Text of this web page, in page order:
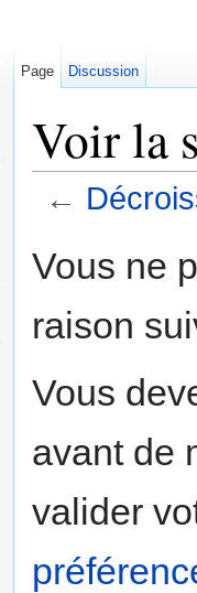
Voir la
←
Vous ne
raison
Vous
avant de
valider
Page Discussion